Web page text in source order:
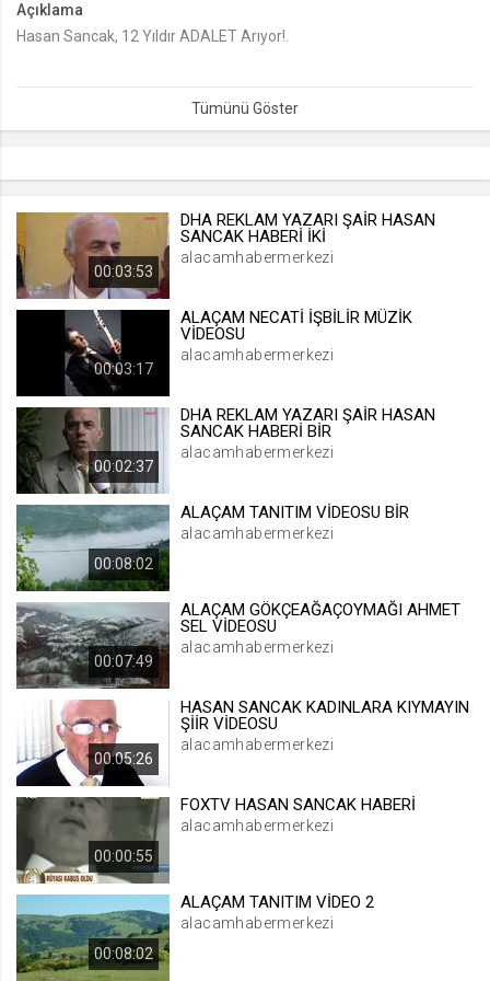
lang
Seçilen dil tercihini tutmak
.web.tv
Oturum verisini tutmak
.web.tv
1 ay
.web.tv
Site içeriği önerme
voteLike*
beğenme
1 ay
voteDislike*
.web.tv
1 ay
Açıklama
Hasan Sancak, 12 Yıldır ADALET Arıyor!.
00:03:53
DHA REKLAM YAZARI ŞAİR HASAN
SANCAK HABERİ İKİ
alacamhabermerkezi
00:03:17
ALAÇAM NECATİ İŞBİLİR MÜZİK
VİDEOSU
alacamhabermerkezi
00:02:37
DHA REKLAM YAZARI ŞAİR HASAN
SANCAK HABERİ BİR
alacamhabermerkezi
00:08:02
ALAÇAM TANITIM VİDEOSU BİR
alacamhabermerkezi
00:07:49
ALAÇAM GÖKÇEAĞAÇOYMAĞI AHMET
SEL VİDEOSU
alacamhabermerkezi
00:05:26
HASAN SANCAK KADINLARA KIYMAYIN
ŞİİR VİDEOSU
alacamhabermerkezi
00:00:55
FOXTV HASAN SANCAK HABERİ
alacamhabermerkezi
00:08:02
ALAÇAM TANITIM VİDEO 2
alacamhabermerkezi